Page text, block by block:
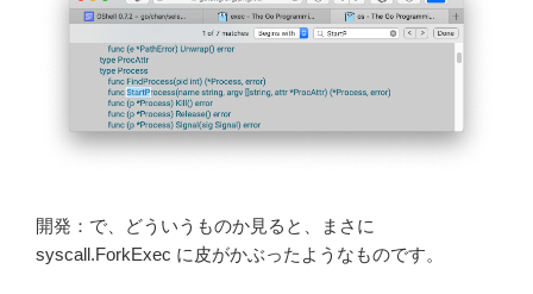
開発：で、どういうものか見ると、まさに
syscall.ForkExec に皮がかぶったようなものです。